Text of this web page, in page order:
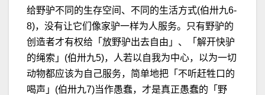
给野驴不同的生存空间、不同的生活方式(伯卅九6-
8)，没有让它们像家驴一样为人服务。只有野驴的
创造者才有权给「放野驴出去自由」、「解开快驴
的绳索」(伯卅九5)，人若以自我为中心，以为一切
动物都应该为自己服务，简单地把「不听赶牲口的
喝声」(伯卅九7)当作愚蠢，才是真正愚蠢的「野